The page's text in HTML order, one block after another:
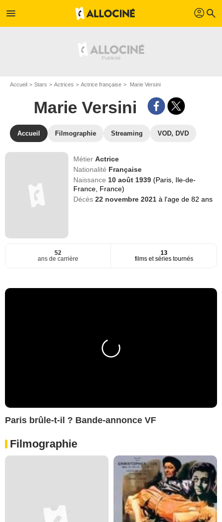
menu profil search
Accueil Stars Actrices Actrice française Marie Versini
Marie Versini
Accueil Filmographie Streaming VOD, DVD
MétierActrice
Nationalité Française
Naissance 10 août 1939(Paris, Ile-de-
France, France)
Décès22 novembre 2021à l'age de 82 ans
52
ans de carrière
13
films et séries tournés
Paris brûle-t-il ? Bande-annonce VF
Filmographie